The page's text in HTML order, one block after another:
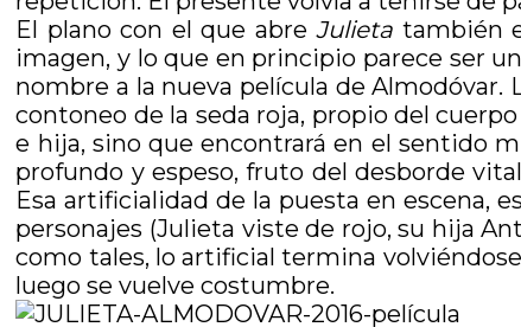
El plano con el que abreJulieta también
imagen, y lo que en principio parece ser
nombre a la nueva película de Almodóvar.
contoneo de la seda roja, propio del
e hija, sino que encontrará en el sentido
profundo y espeso, fruto del desborde
Esa artificialidad de la puesta en escena,
personajes (Julieta viste de rojo, su hija
como tales, lo artificial termina
luego se vuelve costumbre.